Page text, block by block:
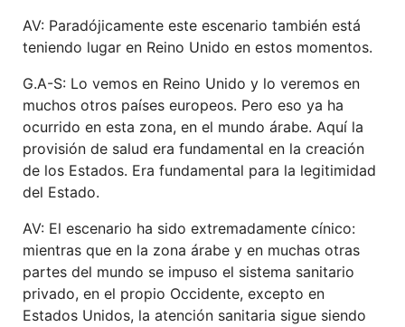
AV: Paradójicamente este escenario también está
teniendo lugar en Reino Unido en estos momentos.
G.A-S: Lo vemos en Reino Unido y lo veremos en
muchos otros países europeos. Pero eso ya ha
ocurrido en esta zona, en el mundo árabe. Aquí la
provisión de salud era fundamental en la creación
de los Estados. Era fundamental para la legitimidad
del Estado.
AV: El escenario ha sido extremadamente cínico:
mientras que en la zona árabe y en muchas otras
partes del mundo se impuso el sistema sanitario
privado, en el propio Occidente, excepto en
Estados Unidos, la atención sanitaria sigue siendo